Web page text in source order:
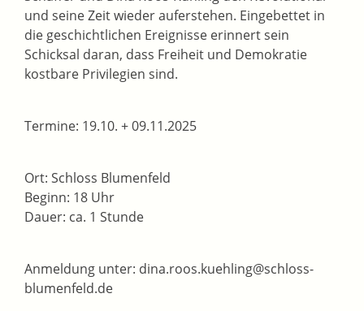
und seine Zeit wieder auferstehen. Eingebettet in
die geschichtlichen Ereignisse erinnert sein
Schicksal daran, dass Freiheit und Demokratie
kostbare Privilegien sind.
Termine: 19.10. + 09.11.2025
Ort: Schloss Blumenfeld
Beginn: 18 Uhr
Dauer: ca. 1 Stunde
Anmeldung unter: dina.roos.kuehling@schloss-
blumenfeld.de